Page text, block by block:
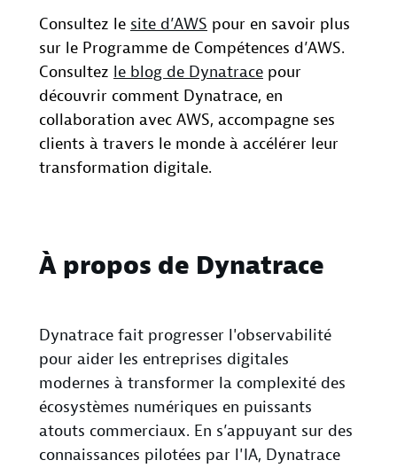
Consultez le site d’AWS pour en savoir plus
sur le Programme de Compétences d’AWS.
Consultez le blog de Dynatrace pour
découvrir comment Dynatrace, en
collaboration avec AWS, accompagne ses
clients à travers le monde à accélérer leur
transformation digitale.
À propos de Dynatrace
Dynatrace fait progresser l'observabilité
pour aider les entreprises digitales
modernes à transformer la complexité des
écosystèmes numériques en puissants
atouts commerciaux. En s’appuyant sur des
connaissances pilotées par l'IA, Dynatrace